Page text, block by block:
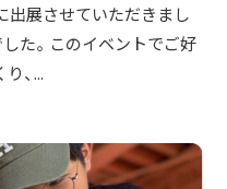
出展させていただきまし
た。このイベントでご好
、...